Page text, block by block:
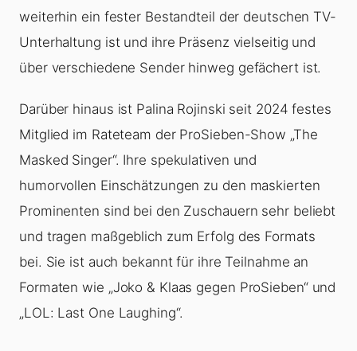
weiterhin ein fester Bestandteil der deutschen TV-
Unterhaltung ist und ihre Präsenz vielseitig und
über verschiedene Sender hinweg gefächert ist.
Darüber hinaus ist Palina Rojinski seit 2024 festes
Mitglied im Rateteam der ProSieben-Show „The
Masked Singer“. Ihre spekulativen und
humorvollen Einschätzungen zu den maskierten
Prominenten sind bei den Zuschauern sehr beliebt
und tragen maßgeblich zum Erfolg des Formats
bei. Sie ist auch bekannt für ihre Teilnahme an
Formaten wie „Joko & Klaas gegen ProSieben“ und
„LOL: Last One Laughing“.